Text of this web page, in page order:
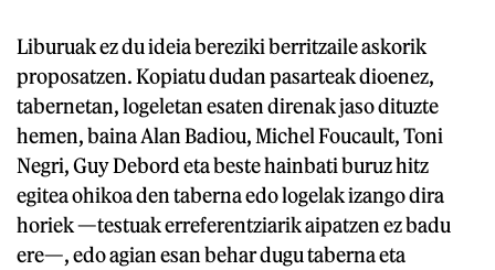
Liburuak ez du ideia bereziki berritzaile askorik
proposatzen. Kopiatu dudan pasarteak dioenez,
tabernetan, logeletan esaten direnak jaso dituzte
hemen, baina Alan Badiou, Michel Foucault, Toni
Negri, Guy Debord eta beste hainbati buruz hitz
egitea ohikoa den taberna edo logelak izango dira
horiek —testuak erreferentziarik aipatzen ez badu
ere—, edo agian esan behar dugu taberna eta